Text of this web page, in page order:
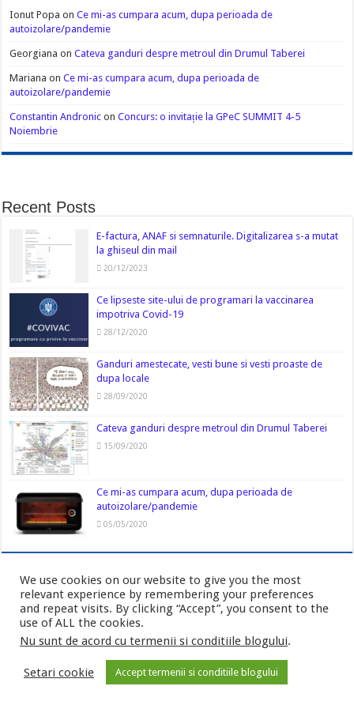
Ionut Popa onCe mi-as cumpara acum, dupa perioada de
autoizolare/pandemie
Georgiana onCateva ganduri despre metroul din Drumul Taberei
Mariana onCe mi-as cumpara acum, dupa perioada de
autoizolare/pandemie
Constantin Andronic onConcurs: o invitație la GPeC SUMMIT 4-5
Noiembrie
Recent Posts
E-factura, ANAF si semnaturile. Digitalizarea s-a mutat
la ghiseul din mail
20/12/2023
Ce lipseste site-ului de programari la vaccinarea
impotriva Covid-19
28/12/2020
Ganduri amestecate, vesti bune si vesti proaste de
dupa locale
28/09/2020
Cateva ganduri despre metroul din Drumul Taberei
15/09/2020
Ce mi-as cumpara acum, dupa perioada de
autoizolare/pandemie
05/05/2020
Politica de confidentialitate-Cookies
© Copyright AurasMihai.ro 2026
We use cookies on our website to give you the most
relevant experience by remembering your preferences
and repeat visits. By clicking “Accept”, you consent to the
use of ALL the cookies.
Nu sunt de acord cu termenii si conditiile blogului.
Setari cookie Accept termenii si conditiile blogului